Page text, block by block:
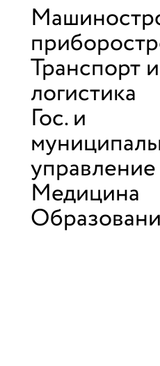
Транспорт и
логистика
Гос. и
управление
Медицина